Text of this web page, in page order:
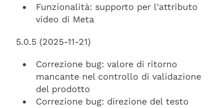
Funzionalità: supporto per l'attributo
video di Meta
5.0.5 (2025-11-21)
Correzione bug: valore di ritorno
mancante nel controllo di validazione
del prodotto
Correzione bug: direzione del testo